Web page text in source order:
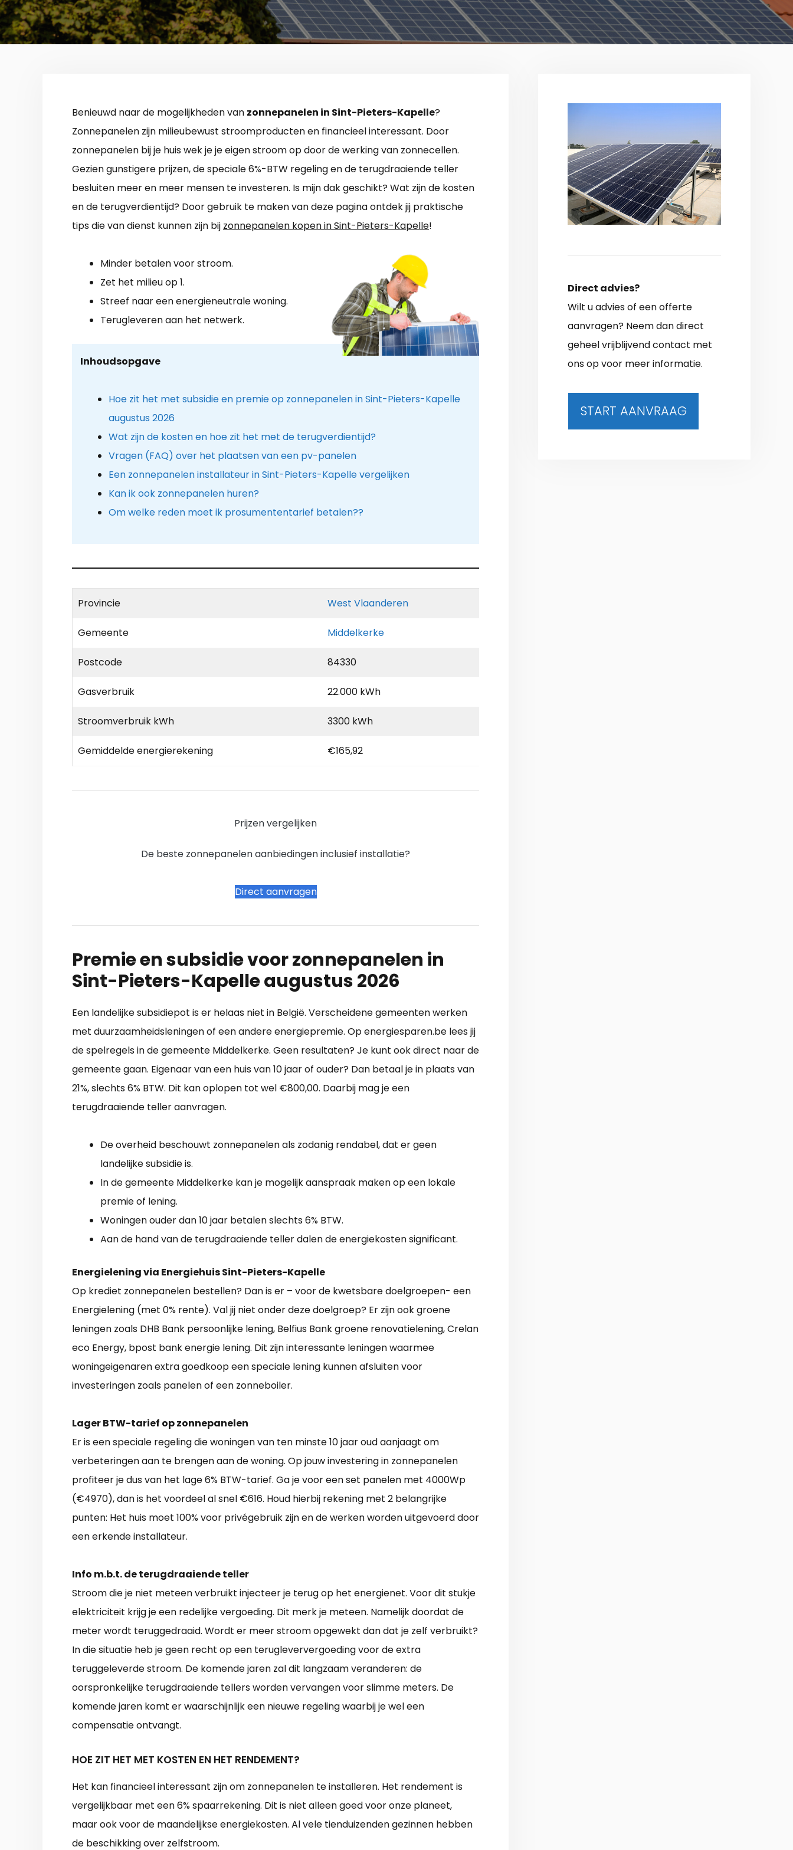
Benieuwd naar de mogelijkheden van zonnepanelen in Sint-Pieters-Kapelle?
Zonnepanelen zijn milieubewust stroomproducten en financieel interessant. Door
zonnepanelen bij je huis wek je je eigen stroom op door de werking van zonnecellen.
Gezien gunstigere prijzen, de speciale 6%-BTW regeling en de terugdraaiende teller
besluiten meer en meer mensen te investeren. Is mijn dak geschikt? Wat zijn de kosten
en de terugverdientijd? Door gebruik te maken van deze pagina ontdek jij praktische
tips die van dienst kunnen zijn bij zonnepanelen kopen in Sint-Pieters-Kapelle!
Minder betalen voor stroom.
Zet het milieu op 1.
Streef naar een energieneutrale woning.
Terugleveren aan het netwerk.
Inhoudsopgave
Hoe zit het met subsidie en premie op zonnepanelen in Sint-Pieters-Kapelle
augustus 2026
Wat zijn de kosten en hoe zit het met de terugverdientijd?
Vragen (FAQ) over het plaatsen van een pv-panelen
Een zonnepanelen installateur in Sint-Pieters-Kapelle vergelijken
Kan ik ook zonnepanelen huren?
Om welke reden moet ik prosumententarief betalen??
Provincie West Vlaanderen
Gemeente Middelkerke
Postcode 84330
Gasverbruik 22.000 kWh
Stroomverbruik kWh 3300 kWh
Gemiddelde energierekening €165,92
Prijzen vergelijken
De beste zonnepanelen aanbiedingen inclusief installatie?
Direct aanvragen
Premie en subsidie voor zonnepanelen in
Sint-Pieters-Kapelle augustus 2026
Een landelijke subsidiepot is er helaas niet in België. Verscheidene gemeenten werken
met duurzaamheidsleningen of een andere energiepremie. Op energiesparen.be lees jij
de spelregels in de gemeente Middelkerke. Geen resultaten? Je kunt ook direct naar de
gemeente gaan. Eigenaar van een huis van 10 jaar of ouder? Dan betaal je in plaats van
21%, slechts 6% BTW. Dit kan oplopen tot wel €800,00. Daarbij mag je een
terugdraaiende teller aanvragen.
De overheid beschouwt zonnepanelen als zodanig rendabel, dat er geen
landelijke subsidie is.
In de gemeente Middelkerke kan je mogelijk aanspraak maken op een lokale
premie of lening.
Woningen ouder dan 10 jaar betalen slechts 6% BTW.
Aan de hand van de terugdraaiende teller dalen de energiekosten significant.
Energielening via Energiehuis Sint-Pieters-Kapelle
Op krediet zonnepanelen bestellen? Dan is er – voor de kwetsbare doelgroepen- een
Energielening (met 0% rente). Val jij niet onder deze doelgroep? Er zijn ook groene
leningen zoals DHB Bank persoonlijke lening, Belfius Bank groene renovatielening, Crelan
eco Energy, bpost bank energie lening. Dit zijn interessante leningen waarmee
woningeigenaren extra goedkoop een speciale lening kunnen afsluiten voor
investeringen zoals panelen of een zonneboiler.
Lager BTW-tarief op zonnepanelen
Er is een speciale regeling die woningen van ten minste 10 jaar oud aanjaagt om
verbeteringen aan te brengen aan de woning. Op jouw investering in zonnepanelen
profiteer je dus van het lage 6% BTW-tarief. Ga je voor een set panelen met 4000Wp
(€4970), dan is het voordeel al snel €616. Houd hierbij rekening met 2 belangrijke
punten: Het huis moet 100% voor privégebruik zijn en de werken worden uitgevoerd door
een erkende installateur.
Info m.b.t. de terugdraaiende teller
Stroom die je niet meteen verbruikt injecteer je terug op het energienet. Voor dit stukje
elektriciteit krijg je een redelijke vergoeding. Dit merk je meteen. Namelijk doordat de
meter wordt teruggedraaid. Wordt er meer stroom opgewekt dan dat je zelf verbruikt?
In die situatie heb je geen recht op een terugleververgoeding voor de extra
teruggeleverde stroom. De komende jaren zal dit langzaam veranderen: de
oorspronkelijke terugdraaiende tellers worden vervangen voor slimme meters. De
komende jaren komt er waarschijnlijk een nieuwe regeling waarbij je wel een
compensatie ontvangt.
HOE ZIT HET MET KOSTEN EN HET RENDEMENT?
Het kan financieel interessant zijn om zonnepanelen te installeren. Het rendement is
vergelijkbaar met een 6% spaarrekening. Dit is niet alleen goed voor onze planeet,
maar ook voor de maandelijkse energiekosten. Al vele tienduizenden gezinnen hebben
de beschikking over zelfstroom.
Direct advies?
Wilt u advies of een offerte
aanvragen? Neem dan direct
geheel vrijblijvend contact met
ons op voor meer informatie.
START AANVRAAG